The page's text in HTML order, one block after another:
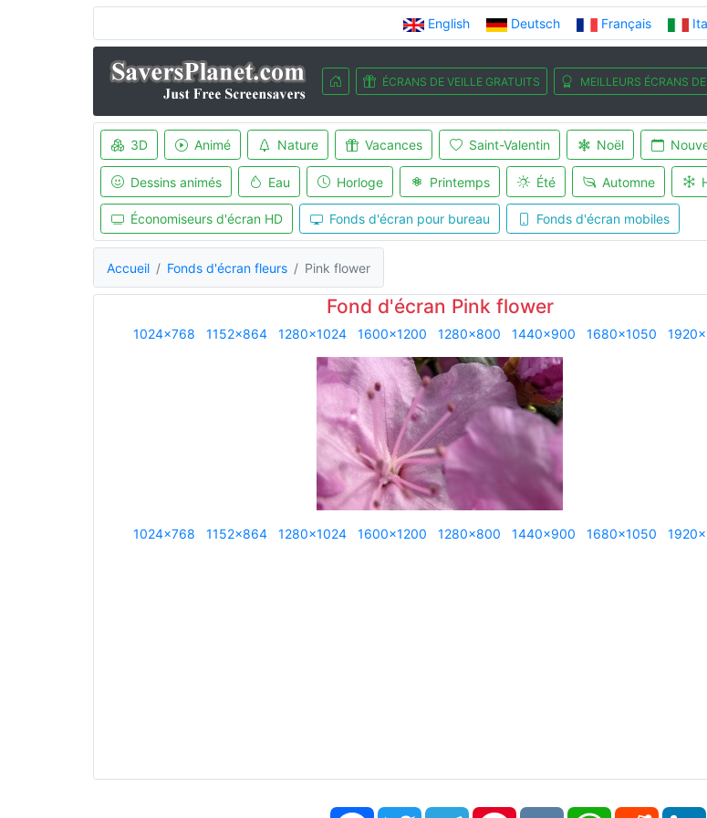
English Deutsch Français
ÉCRANS DE VEILLE GRATUITS MEILLEURS ÉCRANS
3D Animé Nature Vacances Saint-Valentin Noël
Dessins animés Eau Horloge Printemps Été Automne
Économiseurs d'écran HD Fonds d'écran pour bureau Fonds d'écran mobiles
Accueil Fonds d'écran fleurs Pink flower
Fond d'écran Pink flower
1024x768 1152x864 1280x1024 1600x1200 1280x800 1440x900 1680x1050
1024x768 1152x864 1280x1024 1600x1200 1280x800 1440x900 1680x1050